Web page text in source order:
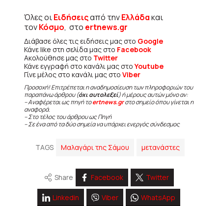
Όλες οιΕιδήσειςαπό τηνΕλλάδακαι
τονΚόσμο, στο ertnews.gr
Διάβασε όλες τις ειδήσεις μας στο Google
Κάνε like στη σελίδα μας στο Facebook
Ακολούθησε μας στο Twitter
Κάνε εγγραφή στο κανάλι μας στοYoutube
Γίνε μέλος στο κανάλι μας στο Viber
Προσοχή! Επιτρέπεται η αναδημοσίευση των πληροφοριών του
παραπάνω άρθρου (όχι αυτολεξεί) ή μέρους αυτών μόνο αν:
– Αναφέρεται ως πηγή τοertnews.grστο σημείο όπου γίνεται η
αναφορά.
– Στο τέλος του άρθρου ως Πηγή
– Σε ένα από τα δύο σημεία να υπάρχει ενεργός σύνδεσμος
TAGS Μαλαγάρι της Σάμου μετανάστες
Share Facebook Twitter
Linkedin Viber WhatsApp